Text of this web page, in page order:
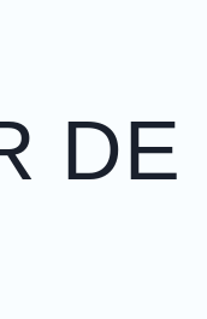
DE